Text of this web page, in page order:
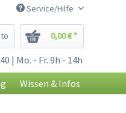
Service/Hilfe
0,00 € *
| Mo. - Fr. 9h - 14h
Wissen & Infos
Flagline
Geschirr
Teal
€ *